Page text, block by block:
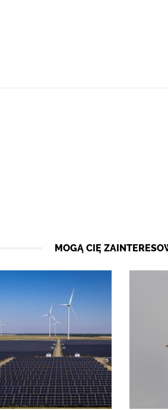
MOGĄ CIĘ